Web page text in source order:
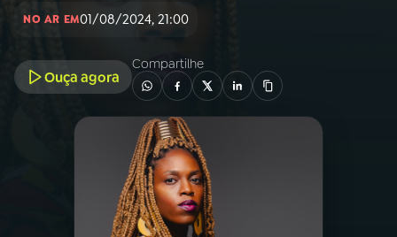
INÍCIO
A RÁDIO
PROGRAMAÇÃO
PROGRAMAS
NO AR EM01/08/2024, 21:00
Ouça agora
Compartilhe